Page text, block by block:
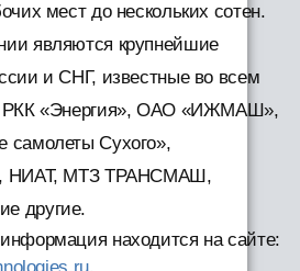
мест до нескольких сотен.
являются крупнейшие
и СНГ, известные во всем
РКК «Энергия», ОАО «ИЖМАШ»,
самолеты Сухого»,
НИАТ, МТЗ ТРАНСМАШ,
другие.
находится на сайте: